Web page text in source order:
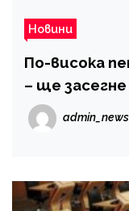
Новини
По-висока
– ще засегне
admin_news